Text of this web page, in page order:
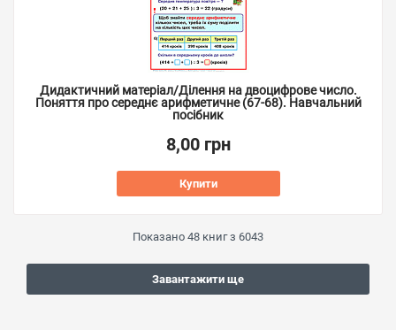
Дидактичний матеріал/Ділення на двоцифрове число.
Поняття про середнє арифметичне (67-68). Навчальний
посібник
8,00 грн
Купити
Показано 48 книг з 6043
Завантажити ще